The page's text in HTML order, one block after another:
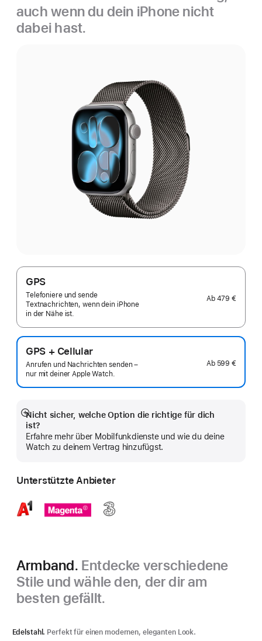
auch wenn du dein iPhone nicht
dabei hast.
GPS
Telefoniere und sende
Textnachrichten, wenn dein iPhone
in der Nähe ist.
Ab 479 €
GPS + Cellular
Anrufen und Nachrichten senden –
nur mit deiner Apple Watch.
Ab 599 €
Nicht sicher, welche Option die richtige für dich
ist?
Erfahre mehr über Mobilfunkdienste und wie du deine
Watch zu deinem Vertrag hinzufügst.
Mehr
anzeigen
Unterstützte Anbieter
Armband. Entdecke verschiedene
Stile und wähle den, der dir am
besten gefällt.
Edelstahl. Perfekt für einen modernen, eleganten Look.